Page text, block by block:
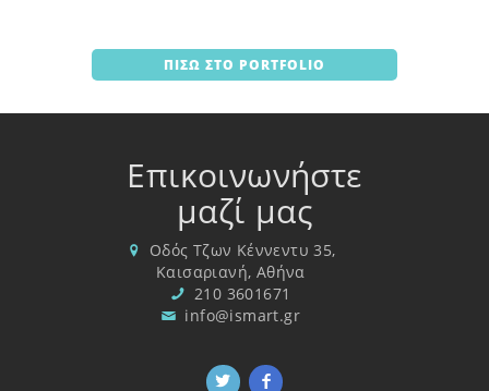
ΠΙΣΩ ΣΤΟ PORTFOLIO
Επικοινωνήστε
μαζί μας
Οδός Τζων Κέννεντυ 35,
Καισαριανή, Αθήνα
210 3601671
info@ismart.gr